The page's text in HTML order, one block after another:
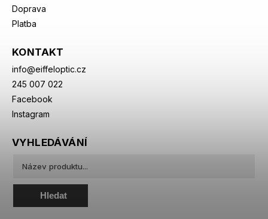
Doprava
Platba
KONTAKT
info@eiffeloptic.cz
245 007 022
Facebook
Instagram
VYHLEDÁVÁNÍ
Hledat